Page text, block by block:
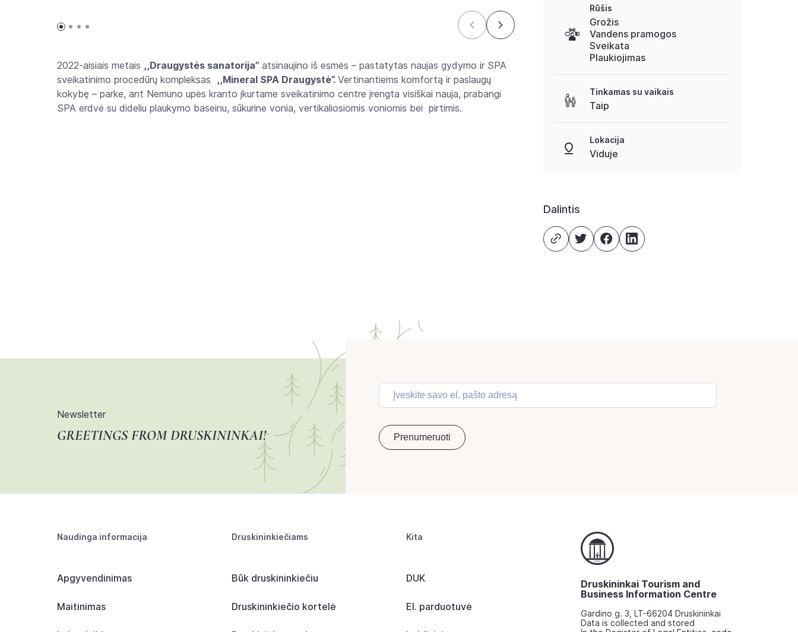
2022-aisiais metais ,,Draugystės sanatorija’’ atsinaujino iš esmės – pastatytas naujas gydymo ir SPA
sveikatinimo procedūrų kompleksas ,,Mineral SPA Draugystė’’. Vertinantiems komfortą ir paslaugų
kokybę – parke, ant Nemuno upės kranto įkurtame sveikatinimo centre įrengta visiškai nauja, prabangi
SPA erdvė su dideliu plaukymo baseinu, sūkurine vonia, vertikaliosiomis voniomis bei pirtimis.
Rūšis
Grožis
Vandens pramogos
Sveikata
Plaukiojimas
Tinkamas su vaikais
Taip
Lokacija
Viduje
Dalintis
Newsletter
GREETINGS FROM DRUSKININKAI!
Naudinga informacija
Apgyvendinimas
Maitinimas
Druskininkiečiams
Būk druskininkiečiu
Druskininkiečio kortelė
Kita
DUK
El. parduotuvė
Druskininkai Tourism and
Business Information Centre
Gardino g. 3, LT-66204 Druskininkai
Data is collected and stored